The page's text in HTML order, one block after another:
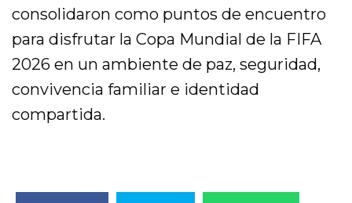
consolidaron como puntos de encuentro
para disfrutar la Copa Mundial de la FIFA
2026 en un ambiente de paz, seguridad,
convivencia familiar e identidad
compartida.